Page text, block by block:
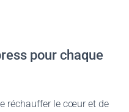
pour chaque
réchauffer le cœur et de